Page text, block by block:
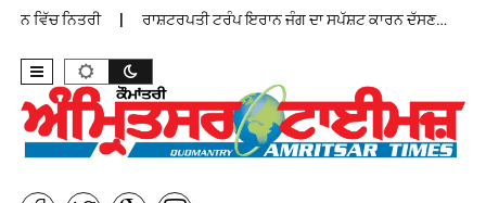
ਵਿੱਚ ਨਿਤਰੀ ਰਾਸ਼ਟਰਪਤੀ ਟਰੰਪ ਇਰਾਨ ਜੰਗ ਦਾ ਸਪੱਸ਼ਟ ਕਾਰਨ ਦੱਸਣ…